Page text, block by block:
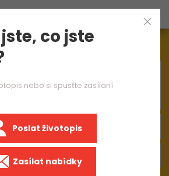
nabídek práce
co jste
nebo si spusťte zasílání
Poslat životopis
Zasílat nabídky